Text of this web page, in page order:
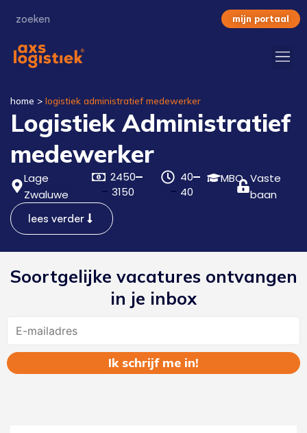
mijn portaal
home > logistiek administratief medewerker
Logistiek Administratief
medewerker
Lage
Zwaluwe
2450
3150
40
40
MBO Vaste
baan
lees verder
Soortgelijke vacatures ontvangen
in je inbox